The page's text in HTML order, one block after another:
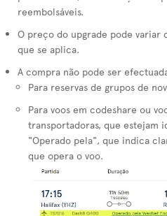
reembolsáveis.
O preço do upgrade pode variar
que se aplica.
A compra não pode ser
Para reservas de grupos de
Para voos em codeshare ou
transportadoras, que estejam
"Operado pela", que indica
que opera o voo.